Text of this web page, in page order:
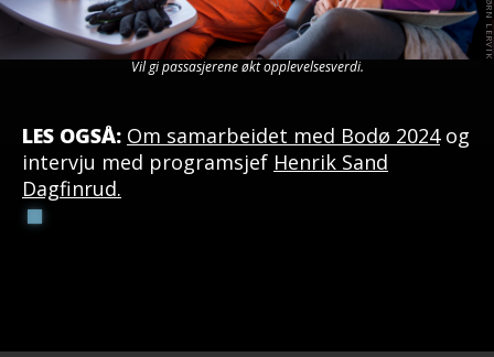
Vil gi passasjerene økt opplevelsesverdi.
LES OGSÅ: Om samarbeidet med Bodø 2024og
intervju med programsjef Henrik Sand
Dagfinrud.